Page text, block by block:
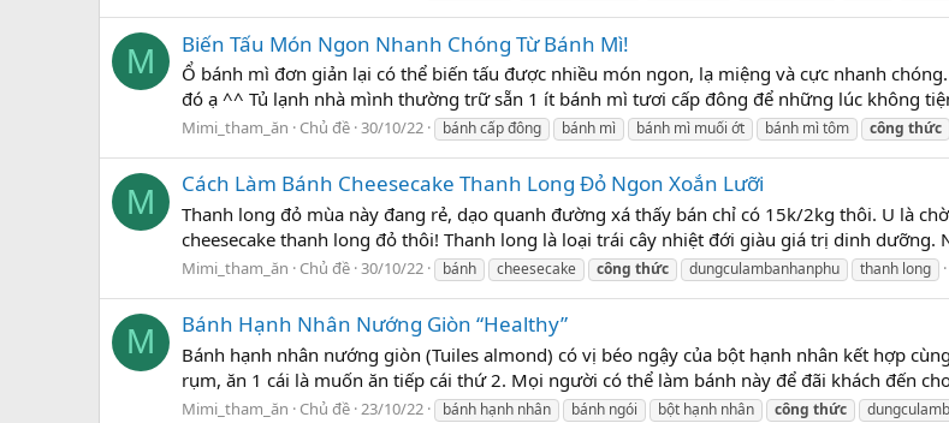
M Biến Tấu Món Ngon Nhanh Chóng Từ Bánh Mì!
Ổ bánh mì đơn giản lại có thể biến tấu được nhiều món ngon, lạ miệng và cực nhanh
đó ạ ^^ Tủ lạnh nhà mình thường trữ sẵn 1 ít bánh mì tươi cấp đông để những lúc không
Mimi_tham_ăn Chủ đề 30/10/22 bánh cấp đông bánh mì bánh mì muối ớt bánh mì tôm công thức
M Cách Làm Bánh Cheesecake Thanh Long Đỏ Ngon Xoắn Lưỡi
Thanh long đỏ mùa này đang rẻ, dạo quanh đường xá thấy bán chỉ có 15k/2kg thôi. U là
cheesecake thanh long đỏ thôi! Thanh long là loại trái cây nhiệt đới giàu giá trị dinh dưỡng.
Mimi_tham_ăn Chủ đề 30/10/22 bánh cheesecake công thức dungculambanhanphu thanh long
M Bánh Hạnh Nhân Nướng Giòn “Healthy”
Bánh hạnh nhân nướng giòn (Tuiles almond) có vị béo ngậy của bột hạnh nhân kết hợp
rụm, ăn 1 cái là muốn ăn tiếp cái thứ 2. Mọi người có thể làm bánh này để đãi khách đến
Mimi_tham_ăn Chủ đề 23/10/22 bánh hạnh nhân bánh ngói bột hạnh nhân công thức